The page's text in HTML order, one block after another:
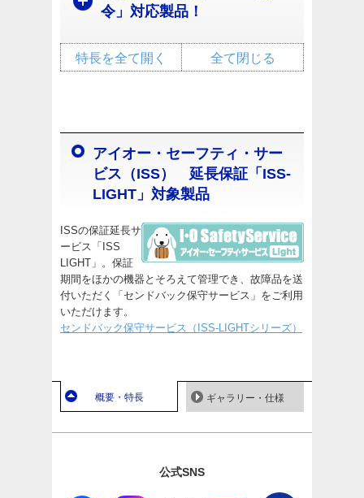
令」対応製品！
全て閉じる
特長を全て開く
アイオー・セーフティ・サー
ビス（ISS） 延長保証「ISS-
LIGHT」対象製品
ISSの保証延長サ
ービス「ISS
LIGHT」。保証
期間をほかの機器とそろえて管理でき、故障品を送
付いただく「センドバック保守サービス」をご利用
いただけます。
センドバック保守サービス（ISS-LIGHTシリーズ）
概要・特長 ギャラリー・仕様
公式SNS